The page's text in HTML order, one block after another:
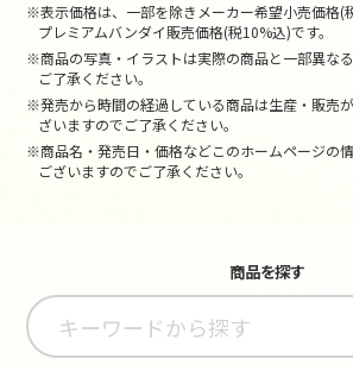
※表示価格は、一部を除きメーカー希望小売価格(
プレミアムバンダイ販売価格(税10%込)です。
※商品の写真・イラストは実際の商品と一部異な
ご了承ください。
※発売から時間の経過している商品は生産・販売
ざいますのでご了承ください。
※商品名・発売日・価格などこのホームページの
ございますのでご了承ください。
商品を探す